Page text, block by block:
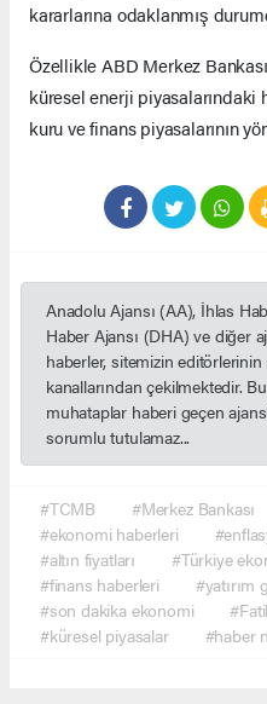
kararlarına odaklanmış
Özellikle ABD Merkez
küresel enerji piyasalarındaki
kuru ve finans piyasalarının
Anadolu Ajansı (AA), İhlas
Haber Ajansı (DHA) ve diğer
haberler, sitemizin
kanallarından çekilmektedir.
muhataplar haberi geçen
sorumlu tutulamaz...
#TCMB #Merkez Bankası
#ekonomi haberleri
#altın fiyatları
#Türkiye
#finans haberleri
#yatırım
#son dakika ekonomi
#küresel piyasalar
#haber